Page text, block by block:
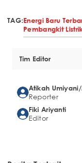
TAG:Energi Baru
Pembangkit Listrik
Tim Editor
Atikah Umiyani/
Reporter
Fiki Ariyanti
Editor